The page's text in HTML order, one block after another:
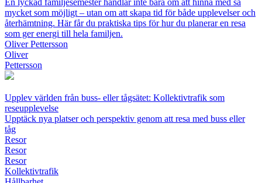
En lyckad familjesemester handlar inte bara om att hinna med så
mycket som möjligt – utan om att skapa tid för både upplevelser och
återhämtning. Här får du praktiska tips för hur du planerar en resa
som ger energi till hela familjen.
Oliver Pettersson
Oliver
Pettersson
Upplev världen från buss- eller tågsätet: Kollektivtrafik som
reseupplevelse
Upptäck nya platser och perspektiv genom att resa med buss eller
tåg
Resor
Resor
Resor
Kollektivtrafik